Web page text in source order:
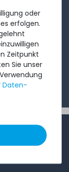
die Sie
Sie's!
Abonnieren
akzeptiere
.
oder
erfolgen.
Zeitpunkt
Sie unser
Daten­